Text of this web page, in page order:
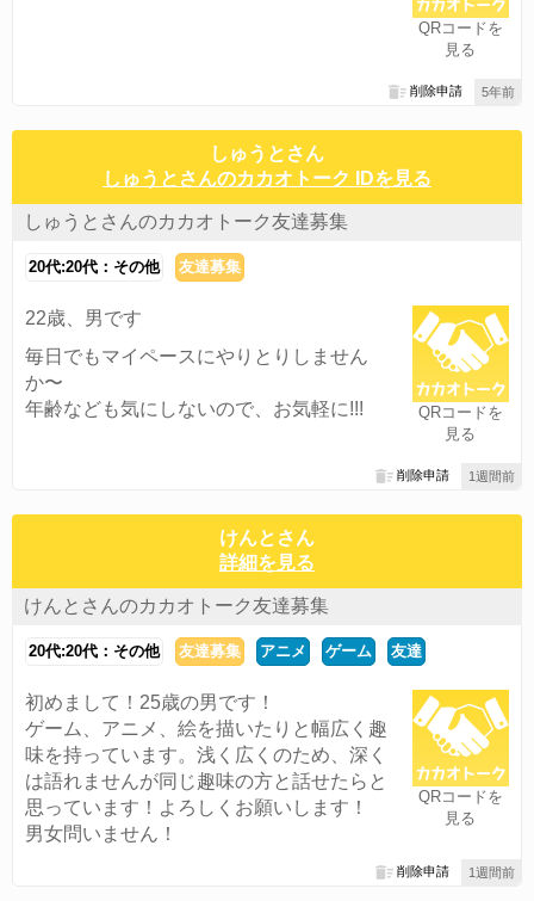
QRコードを
見る
5年前
削除申請
しゅうとさん
しゅうとさんのカカオトーク IDを見る
しゅうとさんのカカオトーク友達募集
20代:20代：その他 友達募集
QRコードを
見る
22歳、男です
毎日でもマイペースにやりとりしません
か〜
年齢なども気にしないので、お気軽に!!!
1週間前
削除申請
けんとさん
詳細を見る
けんとさんのカカオトーク友達募集
20代:20代：その他 友達募集 アニメ ゲーム 友達
QRコードを
見る
初めまして！25歳の男です！
ゲーム、アニメ、絵を描いたりと幅広く趣
味を持っています。浅く広くのため、深く
は語れませんが同じ趣味の方と話せたらと
思っています！よろしくお願いします！
男女問いません！
1週間前
削除申請